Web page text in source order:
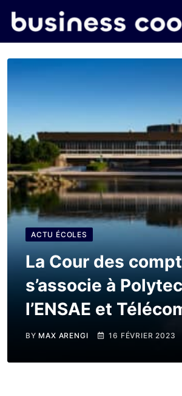
ACTU ÉCOLES
La Cour des
s’associe à
l’ENSAE et
BY MAX ARENGI 16 FÉVRIER 2023